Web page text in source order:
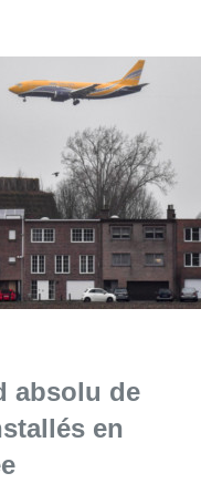
absolu de
en